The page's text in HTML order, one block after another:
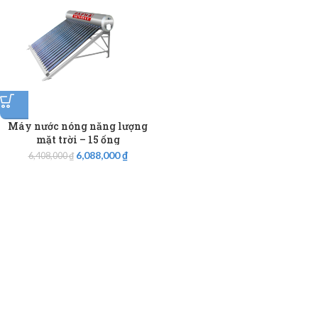
Máy nước nóng năng lượng
mặt trời – 15 ống
6,408,000₫ 6,088,000₫